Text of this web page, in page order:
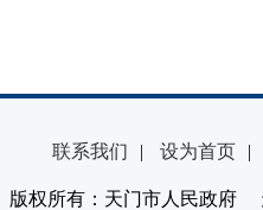
联系我们 | 设为首页 |
版权所有：天门市人民政府